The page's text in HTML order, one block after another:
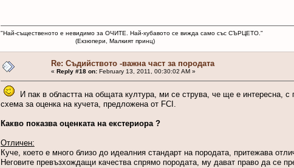
"Най-същественото е невидимо за ОЧИТЕ. Най-хубавото се вижда само със СЪРЦЕТО."
(Екзюпери, Малкият принц)
Re: Съдийството -важна част за породата
« Reply #18 on:February 13, 2011, 00:30:02 AM »
И пак в областта на общата култура, ми се струва, че ще е интересна,
схема за оценка на кучета, предложена от FCI.
Какво показва оценката на екстериора ?
Отличен:
Куче, което е много близо до идеалния стандарт на породата, притежава
Неговите превъзхождащи качества спрямо породата, му дават право да се